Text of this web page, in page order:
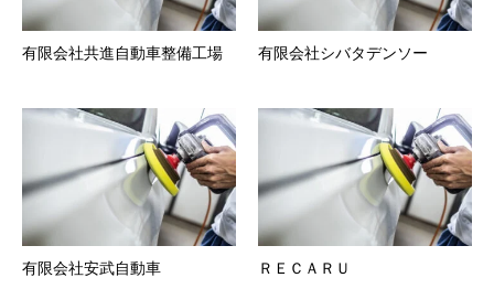
有限会社共進自動車整備工場 有限会社シバタデンソー
有限会社安武自動車 ＲＥＣＡＲＵ